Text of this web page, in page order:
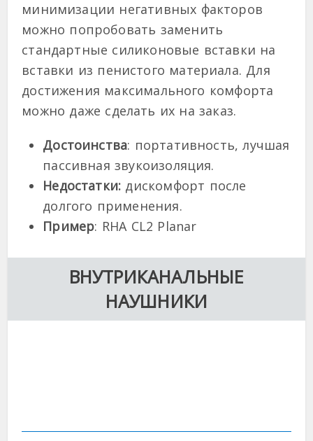
минимизации негативных факторов
можно попробовать заменить
стандартные силиконовые вставки на
вставки из пенистого материала. Для
достижения максимального комфорта
можно даже сделать их на заказ.
Достоинства: портативность, лучшая
пассивная звукоизоляция.
Недостатки: дискомфорт после
долгого применения.
Пример: RHA CL2 Planar
ВНУТРИКАНАЛЬНЫЕ
НАУШНИКИ